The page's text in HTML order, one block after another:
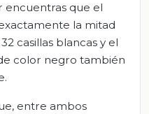
encuentras que el
la mitad
casillas blancas y el
color negro también
entre ambos